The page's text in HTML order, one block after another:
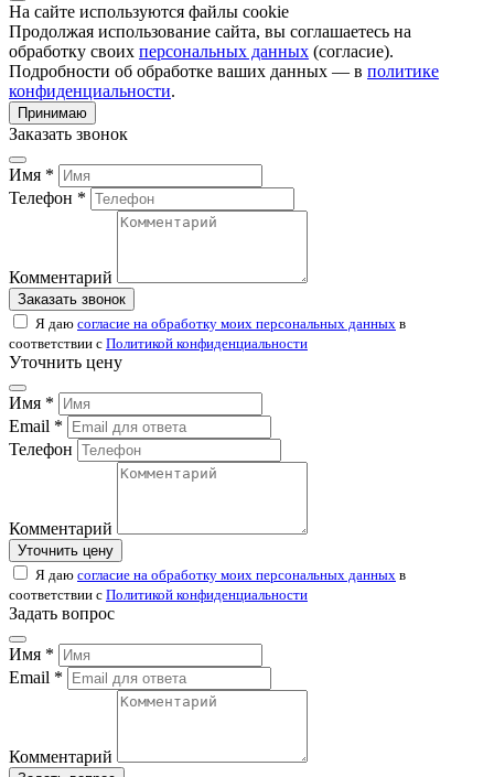
На сайте используются файлы cookie
Продолжая использование сайта, вы соглашаетесь на
обработку своих персональных данных (согласие).
Подробности об обработке ваших данных — в политике
конфиденциальности.
Принимаю
Заказать звонок
Имя *
Телефон *
Комментарий
Заказать звонок
Я даю согласие на обработку моих персональных данных в
соответствии с Политикой конфиденциальности
Уточнить цену
Имя *
Email *
Телефон
Комментарий
Уточнить цену
Я даю согласие на обработку моих персональных данных в
соответствии с Политикой конфиденциальности
Задать вопрос
Имя *
Email *
Комментарий